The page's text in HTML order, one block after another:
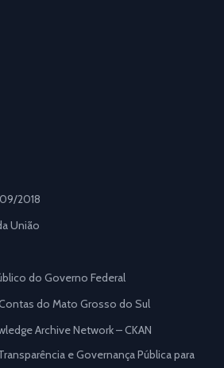
2018
União
do Governo Federal
do Mato Grosso do Sul
Archive Network – CKAN
e Governança Pública para